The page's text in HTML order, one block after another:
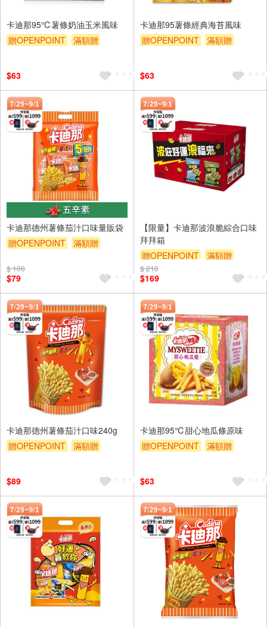
卡迪那95℃薯條奶油玉米風味
贈OPENPOINT
滿額贈
$63
卡迪那95薯條經典海苔風味
贈OPENPOINT
滿額贈
$63
卡迪那德州薯條茄汁口味量販袋
贈OPENPOINT
滿額贈
$ 100
$79
【限量】卡迪那波浪脆綜合口味
拜拜箱
贈OPENPOINT
滿額贈
滿額9折
$ 210
$169
卡迪那德州薯條茄汁口味240g
贈OPENPOINT
滿額贈
$89
卡迪那95℃甜心地瓜條原味
贈OPENPOINT
滿額贈
$63